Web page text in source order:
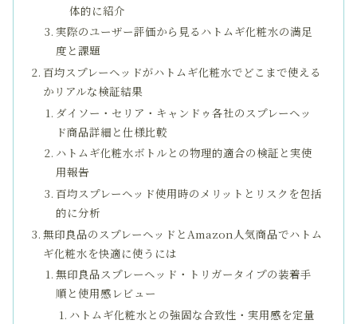
体的に紹介
実際のユーザー評価から見るハトムギ化粧水の満足
度と課題
百均スプレーヘッドがハトムギ化粧水でどこまで使える
かリアルな検証結果
ダイソー・セリア・キャンドゥ各社のスプレーヘッ
ド商品詳細と仕様比較
ハトムギ化粧水ボトルとの物理的適合の検証と実使
用報告
百均スプレーヘッド使用時のメリットとリスクを包括
的に分析
無印良品のスプレーヘッドとAmazon人気商品でハトム
ギ化粧水を快適に使うには
無印良品スプレーヘッド・トリガータイプの装着手
順と使用感レビュー
ハトムギ化粧水との強固な合致性・実用感を定量